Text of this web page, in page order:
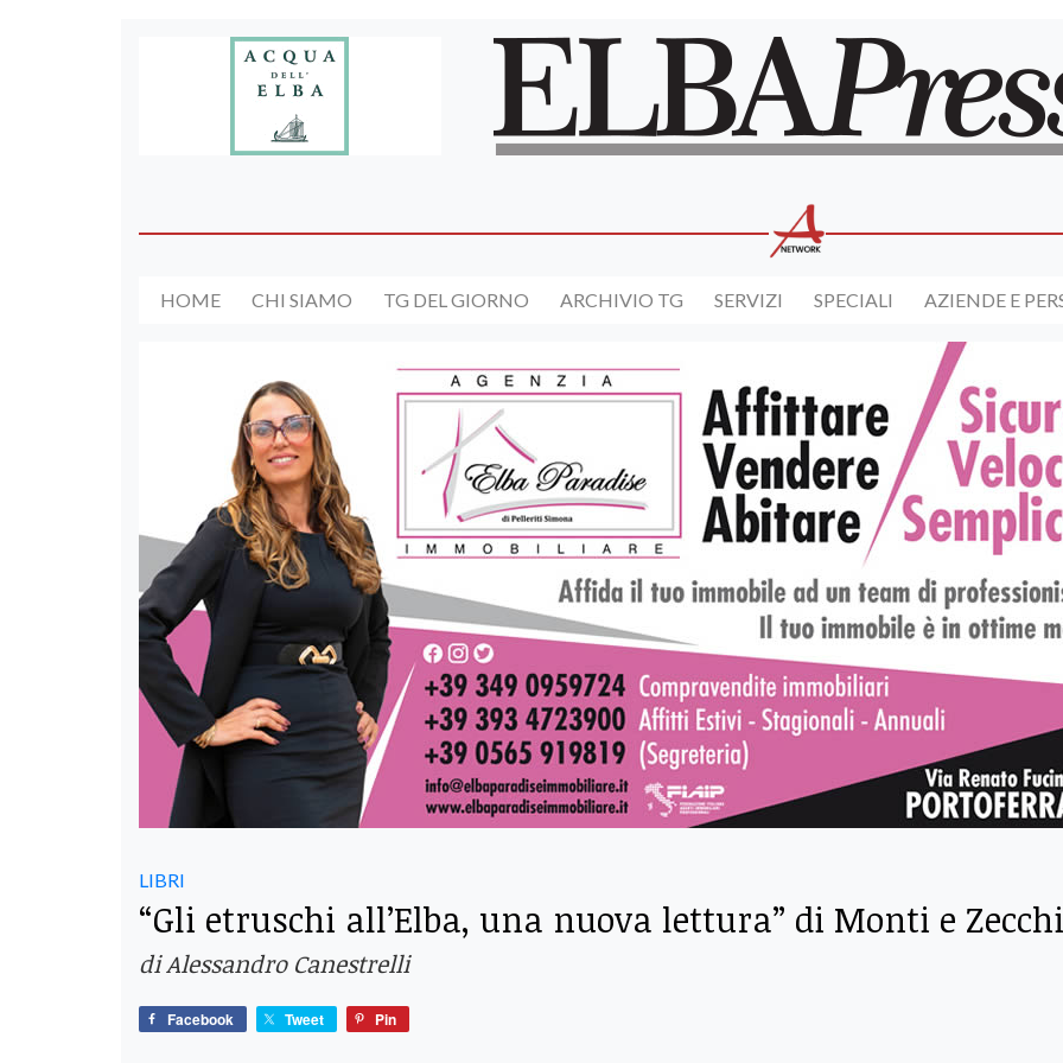
HOME CHI SIAMO TG DEL GIORNO ARCHIVIO TG SERVIZI SPECIALI AZIENDE E
LIBRI
“Gli etruschi all’Elba, una nuova lettura” di Monti e
di Alessandro Canestrelli
Facebook Tweet Pin